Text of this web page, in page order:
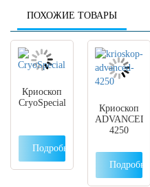
ПОХОЖИЕ ТОВАРЫ
Криоскоп
CryoSpecial
Подробнее
Криоскоп
ADVANCED
4250
Подробнее